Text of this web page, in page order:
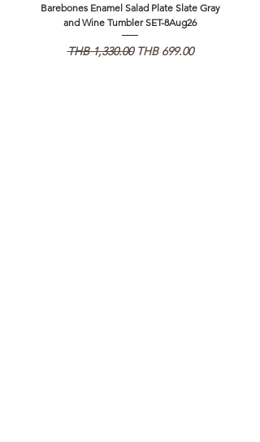
Barebones Enamel Salad Plate Slate Gray
and Wine Tumbler SET-8Aug26
通常価格
THB 1,330.00 セール価格
THB 699.00